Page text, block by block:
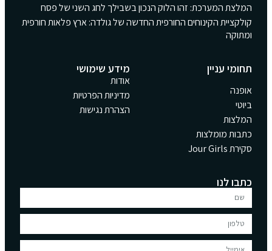
המלצת המערכת: זהו הלוק הנכון בשבילך לחג השני של פסח
קולקציית הקינוחים החורפית החדשה של גולדה: ארץ פלאות חורפית
ומתוקה
תחומי עניין
אופנה
ביוטי
המלצות
כתבות מומלצות
סקירת Jour Girls
מידע שימושי
אודות
מדיניות הפרטיות
הצהרת נגישות
כתבו לנו